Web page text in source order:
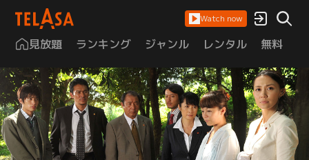
Watch now
見放題 ランキング ジャンル レンタル 無料